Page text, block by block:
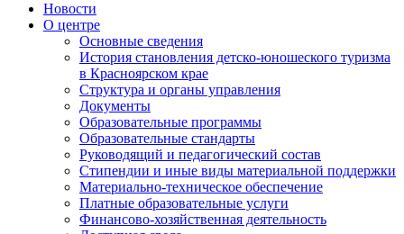
Новости
О центре
Основные сведения
История становления детско-юношеского туризма
в Красноярском крае
Структура и органы управления
Документы
Образовательные программы
Образовательные стандарты
Руководящий и педагогический состав
Стипендии и иные виды материальной поддержки
Материально-техническое обеспечение
Платные образовательные услуги
Финансово-хозяйственная деятельность